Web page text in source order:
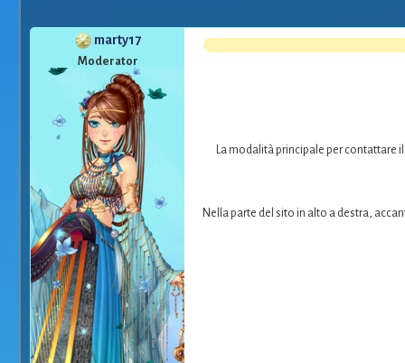
marty17
Moderator
La modalità principale per contattare
Nella parte del sito in alto a destra,